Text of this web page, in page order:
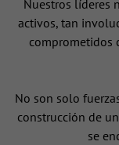
Nuestros líderes
activos, tan
comprometidos
No son solo
construcción de
se